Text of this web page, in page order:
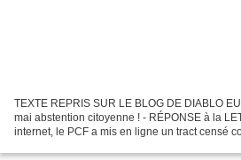
TEXTE REPRIS SUR LE BLOG DE DIABLO
mai abstention citoyenne ! - RÉPONSE à la
internet, le PCF a mis en ligne un tract censé